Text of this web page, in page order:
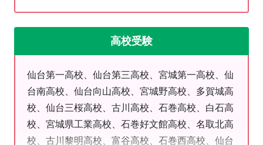
て、学校の進度に合わせて授業を進めます。予習型で進めるの
で、学校の授業の理解が深まります。
②テスト対策！
入試で重要な内申点のためにテスト対策を受講できます。通
塾科目以外でも対策授業を受講できます。テスト１か月前に
は、テスト勉強の仕方からアドバイスします。
また、５教科をしっかり学べるコースもご用意しておりま
学、東北医科薬科大学、東北学院大学、東北工業
大学、東北福祉大学、宮城学院女子大学、東北文
化学園大学、尚絅学院大学、仙台大学、仙台白百
学、仙台青葉学院短期大学、宮城歯科衛生士学院
高校受験
仙台第一高校、仙台第三高校、宮城第一高校、仙
台南高校、仙台向山高校、宮城野高校、多賀城高
校、仙台三桜高校、古川高校、石巻高校、白石高
校、宮城県工業高校、石巻好文館高校、名取北高
校、古川黎明高校、富谷高校、石巻西高校、仙台